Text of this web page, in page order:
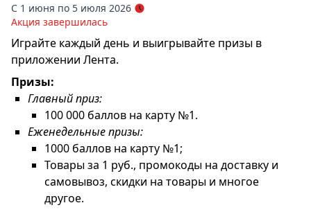
С 1 июня по 5 июля 2026
Акция завершилась
Играйте каждый день и выигрывайте призы в
приложении Лента.
Призы:
Главный приз:
100 000 баллов на карту №1.
Еженедельные призы:
1000 баллов на карту №1;
Товары за 1 руб., промокоды на доставку и
самовывоз, скидки на товары и многое
другое.